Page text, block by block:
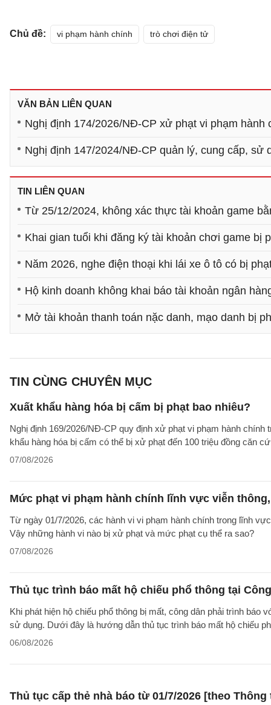
Chủ đề: vi phạm hành chính trò chơi điện tử
VĂN BẢN LIÊN QUAN
Nghị định 174/2026/NĐ-CP xử phạt vi phạm
Nghị định 147/2024/NĐ-CP quản lý, cung cấp, sử
TIN LIÊN QUAN
Từ 25/12/2024, không xác thực tài khoản game
Khai gian tuổi khi đăng ký tài khoản chơi game bị
Năm 2026, nghe điện thoại khi lái xe ô tô có bị
Hộ kinh doanh không khai báo tài khoản ngân
Mở tài khoản thanh toán nặc danh, mạo danh bị
TIN CÙNG CHUYÊN MỤC
Xuất khẩu hàng hóa bị cấm bị phạt bao nhiêu?
Nghị định 169/2026/NĐ-CP quy định xử phạt vi phạm hành
khẩu hàng hóa bị cấm có thể bị xử phạt đến 100 triệu đồng căn
07/08/2026
Mức phạt vi phạm hành chính lĩnh vực viễn
Từ ngày 01/7/2026, các hành vi vi phạm hành chính trong lĩnh
Vậy những hành vi nào bị xử phạt và mức phạt cụ thể ra sao?
07/08/2026
Thủ tục trình báo mất hộ chiếu phổ thông tại
Khi phát hiện hộ chiếu phổ thông bị mất, công dân phải trình
sử dụng. Dưới đây là hướng dẫn thủ tục trình báo mất hộ chiếu
06/08/2026
Thủ tục cấp thẻ nhà báo từ 01/7/2026 [theo Thông